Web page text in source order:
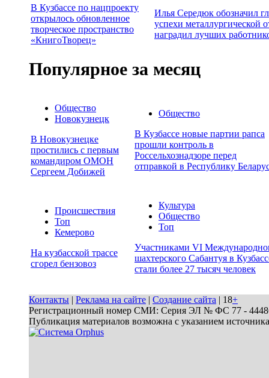
В Кузбассе по нацпроекту
открылось обновленное
творческое пространство
«КнигоТворец»
Илья Середюк обозначил
успехи металлургической
наградил лучших
Популярное за месяц
Общество
Новокузнецк
В Новокузнецке
простились с первым
командиром ОМОН
Сергеем Добижей
Общество
В Кузбассе новые партии рапса
прошли контроль в
Россельхознадзоре перед
отправкой в Республику
Происшествия
Топ
Кемерово
На кузбасской трассе
сгорел бензовоз
Культура
Общество
Топ
Участниками VI
шахтерского Сабантуя в
стали более 27 тысяч человек
Контакты | Реклама на сайте | Создание сайта | 18+
Регистрационный номер СМИ: Серия ЭЛ № ФС 77 - 44486
Публикация материалов возможна с указанием